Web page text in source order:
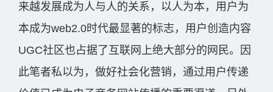
来越发展成为人与人的关系，以人为本，用户为
本成为web2.0时代最显著的标志，用户创造内容
UGC社区也占据了互联网上绝大部分的网民。因
此笔者私以为，做好社会化营销，通过用户传递